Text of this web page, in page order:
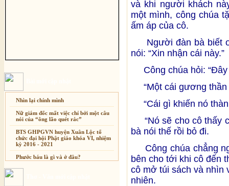
Nhìn lại chính mình
Nữ giám đốc mất việc chỉ bởi một câu
nói của “ông lão quét rác”
BTS GHPGVN huyện Xuân Lộc tổ
chức đại hội Phật giáo khóa VI, nhiệm
kỳ 2016 - 2021
Phước báu là gì và ở đâu?
Sự thương-ghét của con người
và khi người khách
một mình, công chúa
ấm áp của cô.
Người đàn bà biết
nói: “Xin nhận cái này.”
Công chúa hỏi: “Đây
“Một cái gương thần
“Cái gì khiến nó
“Nó sẽ cho cô thấy
bà nói thế rồi bỏ đi.
Công chúa chẳng
bên cho tới khi cô đến
cô mở túi sách và nhìn
nhiên.